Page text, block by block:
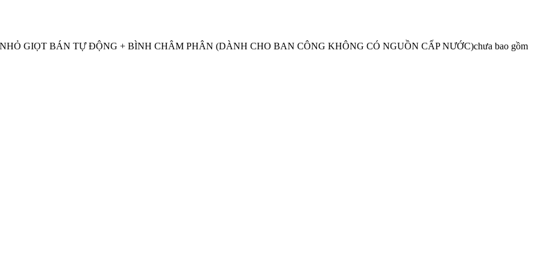
GIỌT BÁN TỰ ĐỘNG + BÌNH CHÂM PHÂN (DÀNH CHO BAN CÔNG KHÔNG CÓ NGUỒN CẤP NƯỚC)chưa bao gồm